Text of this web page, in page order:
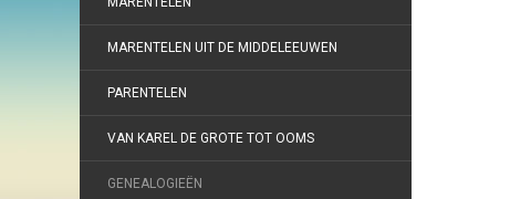
MARENTELEN UIT DE MIDDELEEUWEN
PARENTELEN
VAN KAREL DE GROTE TOT OOMS
GENEALOGIEËN